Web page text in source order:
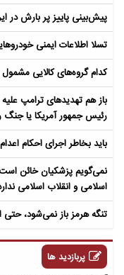
پیش‌بینی پاییز پر بارش در
تسلا اطلاعات ایمنی
کدام گروه‌های کالایی
باز هم تهدیدهای ترامپ
رئیس جمهور آمریکا یا جنگ
باید بخاطر اجرای احکام
نمی‌گویم پزشکیان خائن
اسلامی و انقلاب اسلامی
تنگه هرمز باز نمی‌شود، حتی
پربازدید ها